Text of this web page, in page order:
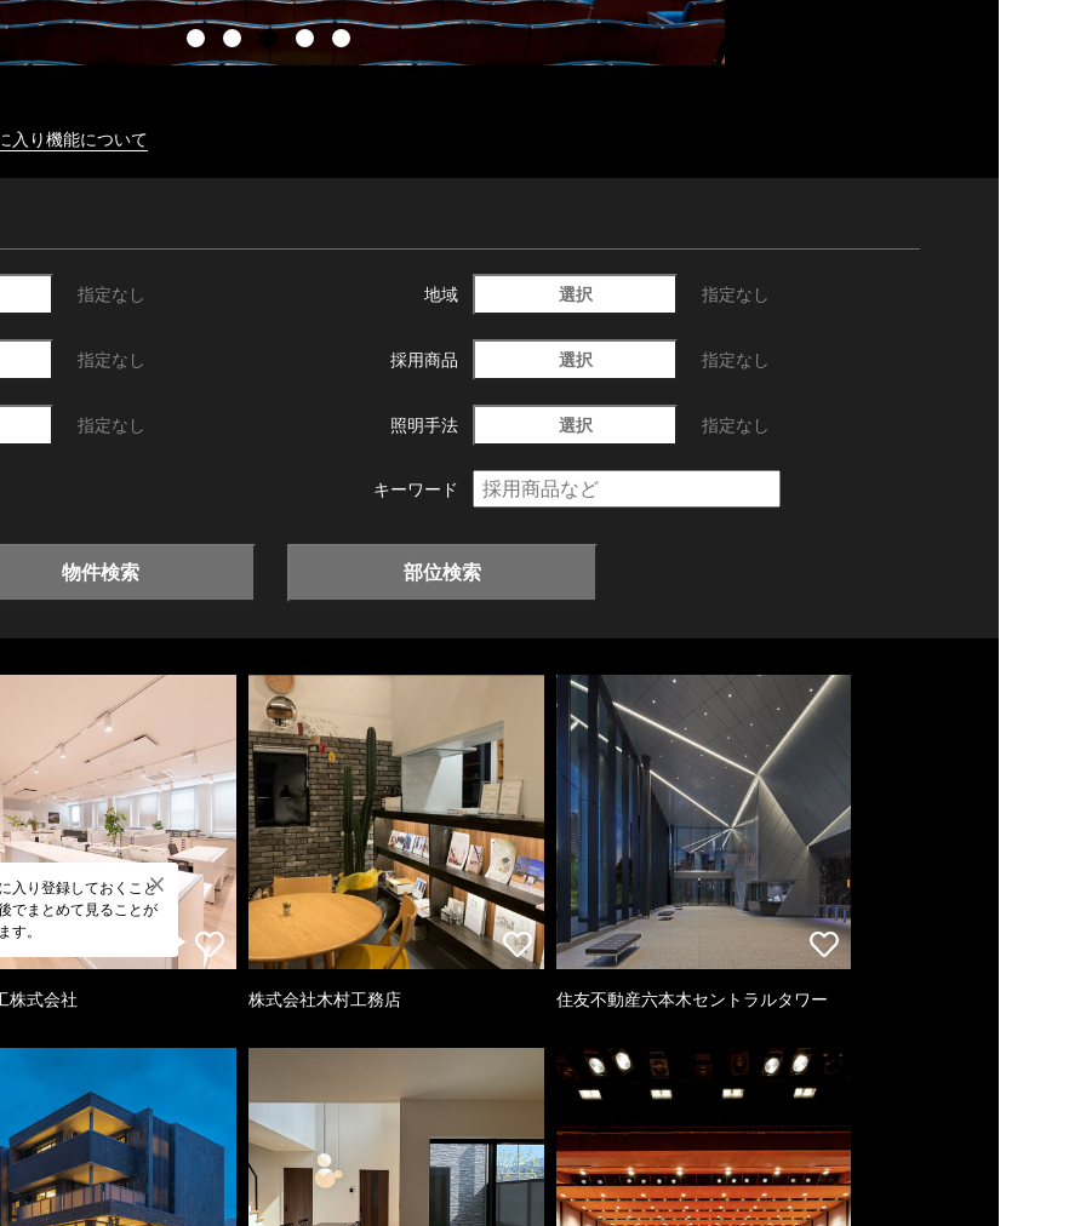
入り機能について
指定なし 地域 選択 指定なし
指定なし 採用商品 選択 指定なし
指定なし 照明手法 選択 指定なし
キーワード
物件検索 部位検索
入り登録しておくこと
でまとめて見ることが
す。
株式会社 株式会社木村工務店 住友不動産六本木セントラルタワー